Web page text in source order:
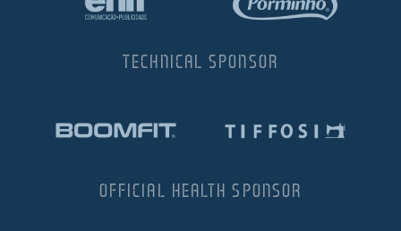
TECHNICAL SPONSOR
OFFICIAL HEALTH SPONSOR